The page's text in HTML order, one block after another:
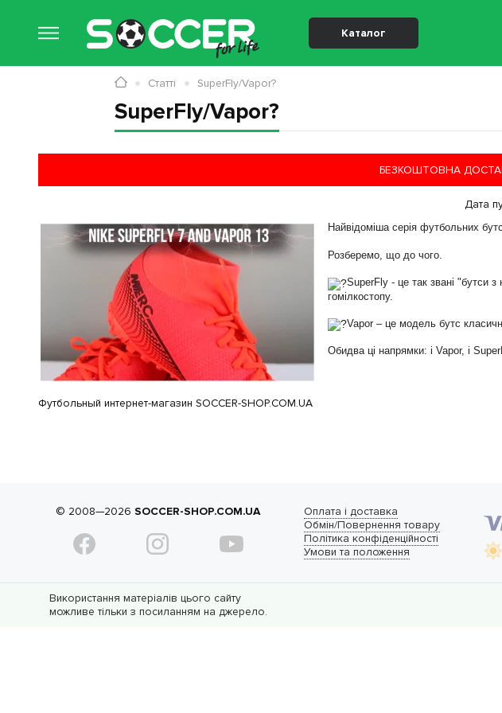
SuperFly/Vapor?
БЕЗКОШТОВНА
Дата
Найвідоміша серія футбольних
Розберемо, що до чого.
SuperFly - це так звані "бутси з
гомілкостопу.
Vapor – це модель бутс
Обидва ці напрямки: і Vapor, і
Футбольный интернет-магазин SOCCER-SHOP.COM.UA
Каталог
Статті SuperFly/Vapor?
© 2008—2026SOCCER-SHOP.COM.UA
Оплата і доставка
Обмін/Повернення товару
Політика конфіденційності
Умови та положення
Використання матеріалів цього сайту
можливе тільки з посиланням на джерело.